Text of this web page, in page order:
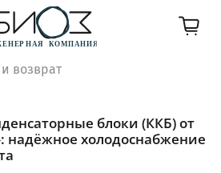
возврат
блоки (ККБ) от
надёжное холодоснабжение